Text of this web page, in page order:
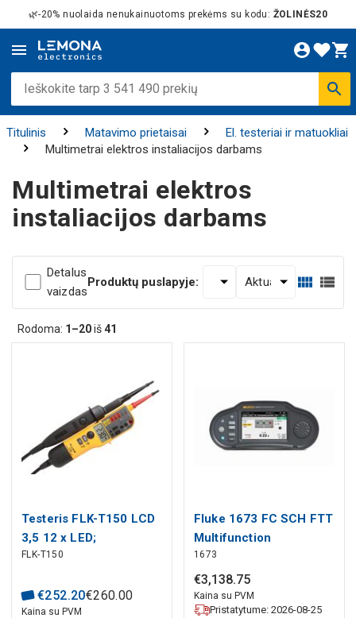
🌿-20% nuolaida nenukainuotoms prekėms su kodu: ŽOLINĖS20
Titulinis Matavimo prietaisai
El. testeriai ir matuokliai
Multimetrai elektros instaliacijos darbams
Multimetrai elektros
instaliacijos darbams
Detalus
vaizdas
Produktų puslapyje:
Rodoma: 1–20iš41
Testeris FLK-T150 LCD
3,5 12 x LED;
100÷690VAC; IP64,
FLK-T150
€252.20€260.00
Kaina su PVM
Fluke 1673 FC SCH FTT
Multifunction
Installation Tester with
TruTest Software
Bundle, Fluke
1673
€3,138.75
Kaina su PVM
Pristatytume: 2026-08-25